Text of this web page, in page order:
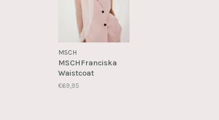
MSCH
MSCHFranciska
Waistcoat
€69,95